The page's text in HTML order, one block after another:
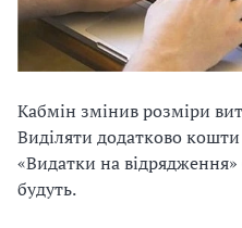
Кабмін змінив розміри
Виділяти додатково
«Видатки на
будуть.